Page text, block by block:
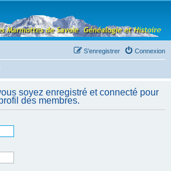
Connexion
S’enregistrer
soyez enregistré et connecté pour
des membres.